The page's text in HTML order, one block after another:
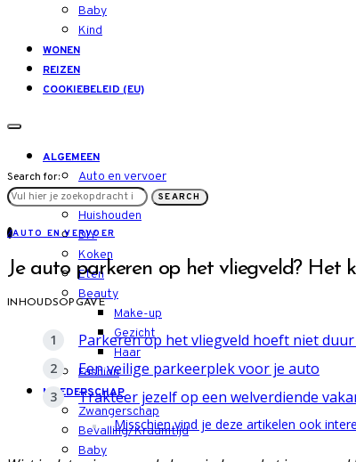
Baby
Kind
WONEN
REIZEN
COOKIEBELEID (EU)
ALGEMEEN
Auto en vervoer
LIFESTYLE
Huishouden
DIY
Koken
Eten
Beauty
Make-up
Gezicht
Haar
Fashion
MOEDERSCHAP
Zwangerschap
Bevalling/Kraamtijd
Baby
Search for:
SEARCH
AAUTO EN VERVOER
Je auto parkeren op het vliegveld? Het
INHOUDSOPGAVE
Parkeren op het vliegveld hoeft niet
Een veilige parkeerplek voor je auto
Trakteer jezelf op een welverdiende
Misschien vind je deze artikelen ook